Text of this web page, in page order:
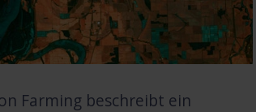
Farming beschreibt ein